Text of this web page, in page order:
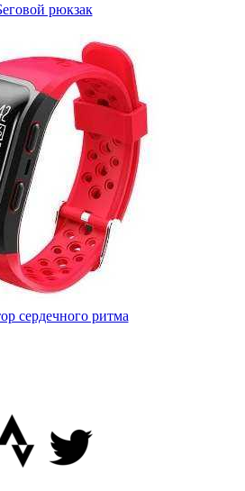
рюкзак
сердечного ритма